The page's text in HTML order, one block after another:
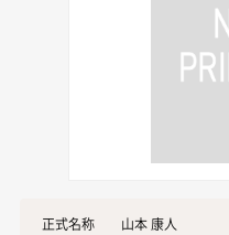
正式名称
山本 康人